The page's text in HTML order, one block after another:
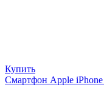
Купить
Смартфон Apple